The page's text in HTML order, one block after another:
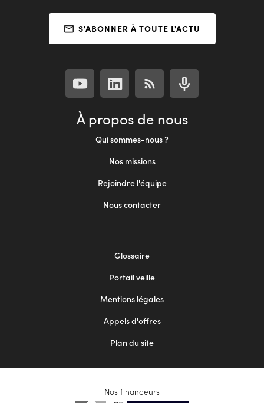
S'ABONNER À TOUTE L'ACTU
À propos de nous
Qui sommes-nous ?
Nos missions
Rejoindre l'équipe
Nous contacter
Glossaire
Portail veille
Mentions légales
Appels d'offres
Plan du site
Nos financeurs